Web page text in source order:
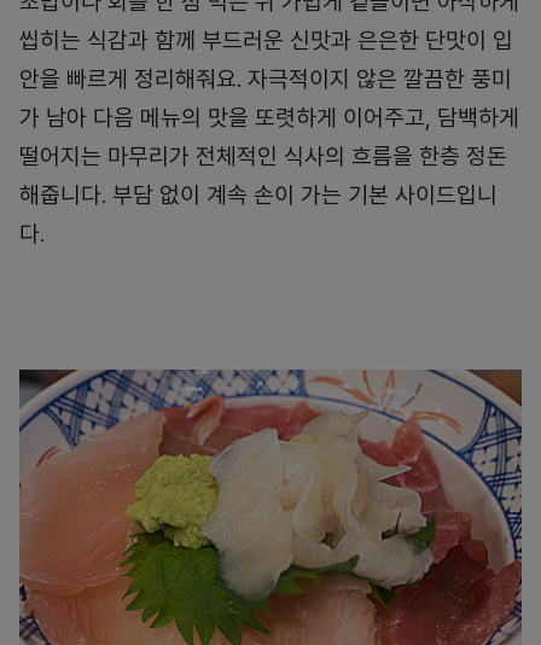
씹히는 식감과 함께 부드러운 신맛과 은은한 단맛이 입
안을 빠르게 정리해줘요. 자극적이지 않은 깔끔한 풍미
가 남아 다음 메뉴의 맛을 또렷하게 이어주고, 담백하게
떨어지는 마무리가 전체적인 식사의 흐름을 한층 정돈
해줍니다. 부담 없이 계속 손이 가는 기본 사이드입니
다.